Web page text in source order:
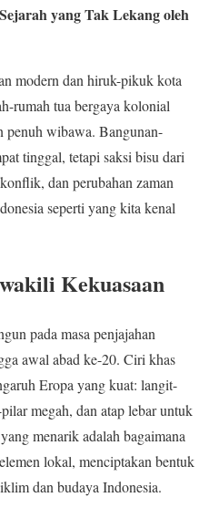
yang Tak Lekang oleh
modern dan hiruk-pikuk kota
rumah tua bergaya kolonial
penuh wibawa. Bangunan-
tinggal, tetapi saksi bisu dari
dan perubahan zaman
seperti yang kita kenal
Kekuasaan
pada masa penjajahan
awal abad ke-20. Ciri khas
Eropa yang kuat: langit-
megah, dan atap lebar untuk
menarik adalah bagaimana
lokal, menciptakan bentuk
dan budaya Indonesia.